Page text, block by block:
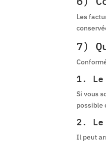
Les
7)
1.
Si vous
possible
2.
Il peut